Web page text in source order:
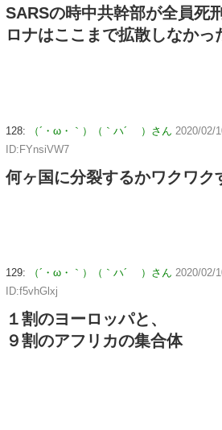
SARSの時中共幹部が全員死
ロナはここまで拡散しなかっ
128: （´・ω・｀）（｀ハ´ ）さん 2020/02/
ID:FYnsiVW7
何ヶ国に分裂するかワクワク
129: （´・ω・｀）（｀ハ´ ）さん 2020/02/
ID:f5vhGlxj
１割のヨーロッパと、
９割のアフリカの集合体